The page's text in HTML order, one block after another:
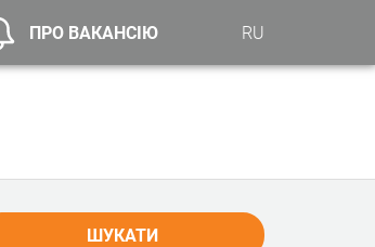
ПРО ВАКАНСІЮ RU
ШУКАТИ